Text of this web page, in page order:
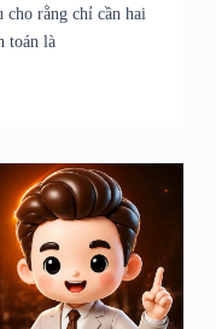
rằng chỉ cần hai
toán là